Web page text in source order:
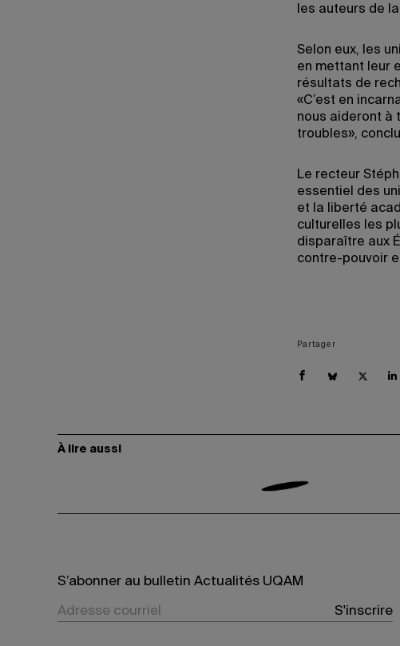
les auteurs de
Selon eux, les
en mettant leur
résultats de
«C’est en
nous aideront à
troubles»,
Le recteur
essentiel des
et la liberté
culturelles les
disparaître aux
contre-pouvoir
Partager
À lire aussi
S’abonner au bulletin Actualités UQAM
S'inscrire